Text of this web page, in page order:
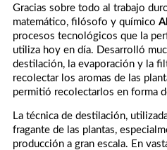
Gracias sobre todo al trabajo
matemático, filósofo y químico
procesos tecnológicos que la
utiliza hoy en día. Desarrolló
destilación, la evaporación y la
recolectar los aromas de las
permitió recolectarlos en forma
La técnica de destilación,
fragante de las plantas,
producción a gran escala. En